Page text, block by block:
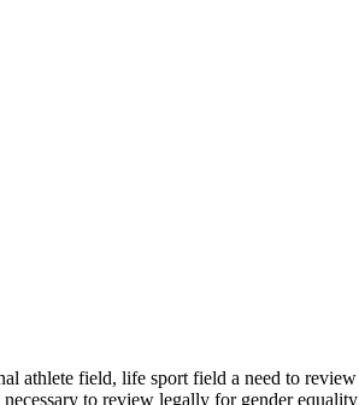
athlete field, life sport field a need to
to review legally for gender